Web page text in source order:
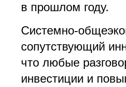
в прошлом году.
Системно-
сопутствующий
что любые
инвестиции и